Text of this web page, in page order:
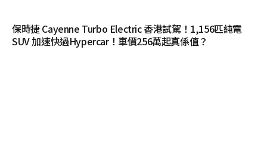
保時捷 Cayenne Turbo Electric 香港試駕！1,156匹純電
SUV 加速快過Hypercar！車價256萬起真係值？